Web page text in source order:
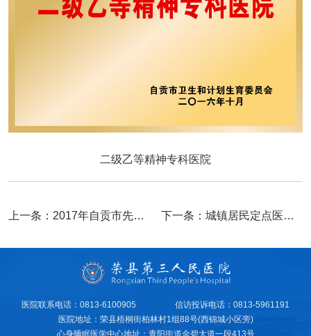
二级乙等精神专科医院
上一条： 2017年自贡市先进团组织 下一条：城镇居民定点医疗机构
医院联系电话：0813-6100905
信访投诉电话：0813-5961191
医院地址：荣县梧桐街柏林村1组88号(西锦城小区旁)
心身睡眠医学中心地址：青阳街道金碧大道一段413号